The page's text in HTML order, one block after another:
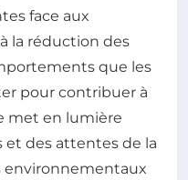
face aux
la réduction des
que les
pour contribuer à
met en lumière
et des attentes de la
environnementaux